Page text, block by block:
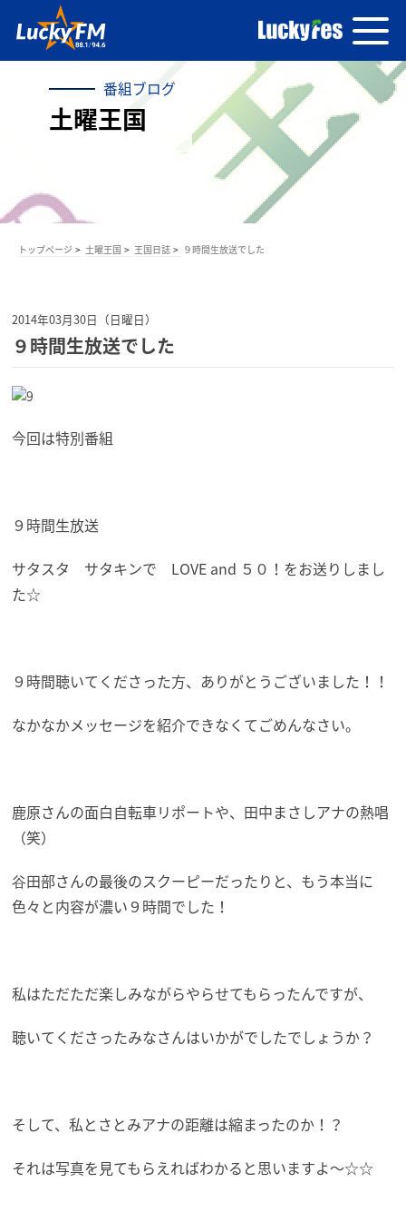
番組ブログ
土曜王国
トップページ 土曜王国 王国日誌 ９時間生放送でした
2014年03月30日（日曜日）
９時間生放送でした
今回は特別番組
９時間生放送
サタスタ サタキンで LOVE and ５０！をお送りしまし
た☆
９時間聴いてくださった方、ありがとうございました！！
なかなかメッセージを紹介できなくてごめんなさい。
鹿原さんの面白自転車リポートや、田中まさしアナの熱唱
（笑）
谷田部さんの最後のスクーピーだったりと、もう本当に
色々と内容が濃い９時間でした！
私はただただ楽しみながらやらせてもらったんですが、
聴いてくださったみなさんはいかがでしたでしょうか？
そして、私とさとみアナの距離は縮まったのか！？
それは写真を見てもらえればわかると思いますよ〜☆☆